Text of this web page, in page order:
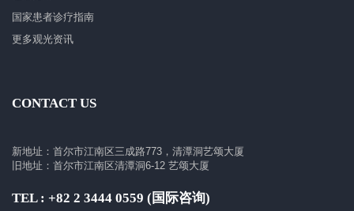
国家患者诊疗指南
更多观光资讯
CONTACT US
新地址：首尔市江南区三成路773，清潭洞艺颂大厦
旧地址：首尔市江南区清潭洞6-12 艺颂大厦
TEL : +82 2 3444 0559 (国际咨询)